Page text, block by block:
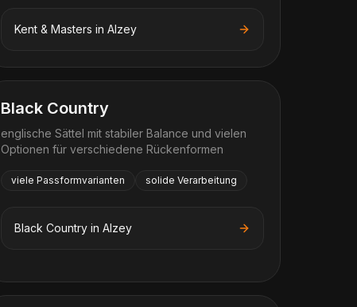
Kent & Masters in Alzey
Black Country
englische Sättel mit stabiler Balance und vielen
Optionen für verschiedene Rückenformen
viele Passformvarianten solide Verarbeitung
Black Countryin Alzey